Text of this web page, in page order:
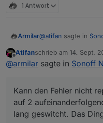
1 Antwort
Armilar@atifan sagte in
@jobr99Also ich
passiert.
Sobald ich das
erwecke durch
auf 2
geswitcht. Das Ding
Offline
Atifanschrieb am 14. Sept.
zuletzt editiert von
@armilar sagte in Sonoff
Kann den Fehler nicht
auf 2
lang geswitcht. Das